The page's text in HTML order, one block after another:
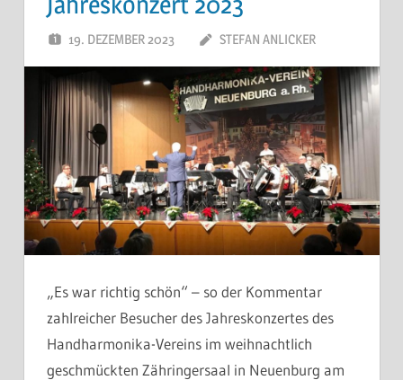
19. DEZEMBER 2023 STEFAN ANLICKER
„Es war richtig schön“ – so der Kommentar
zahlreicher Besucher des Jahreskonzertes des
Handharmonika-Vereins im weihnachtlich
geschmückten Zähringersaal in Neuenburg am